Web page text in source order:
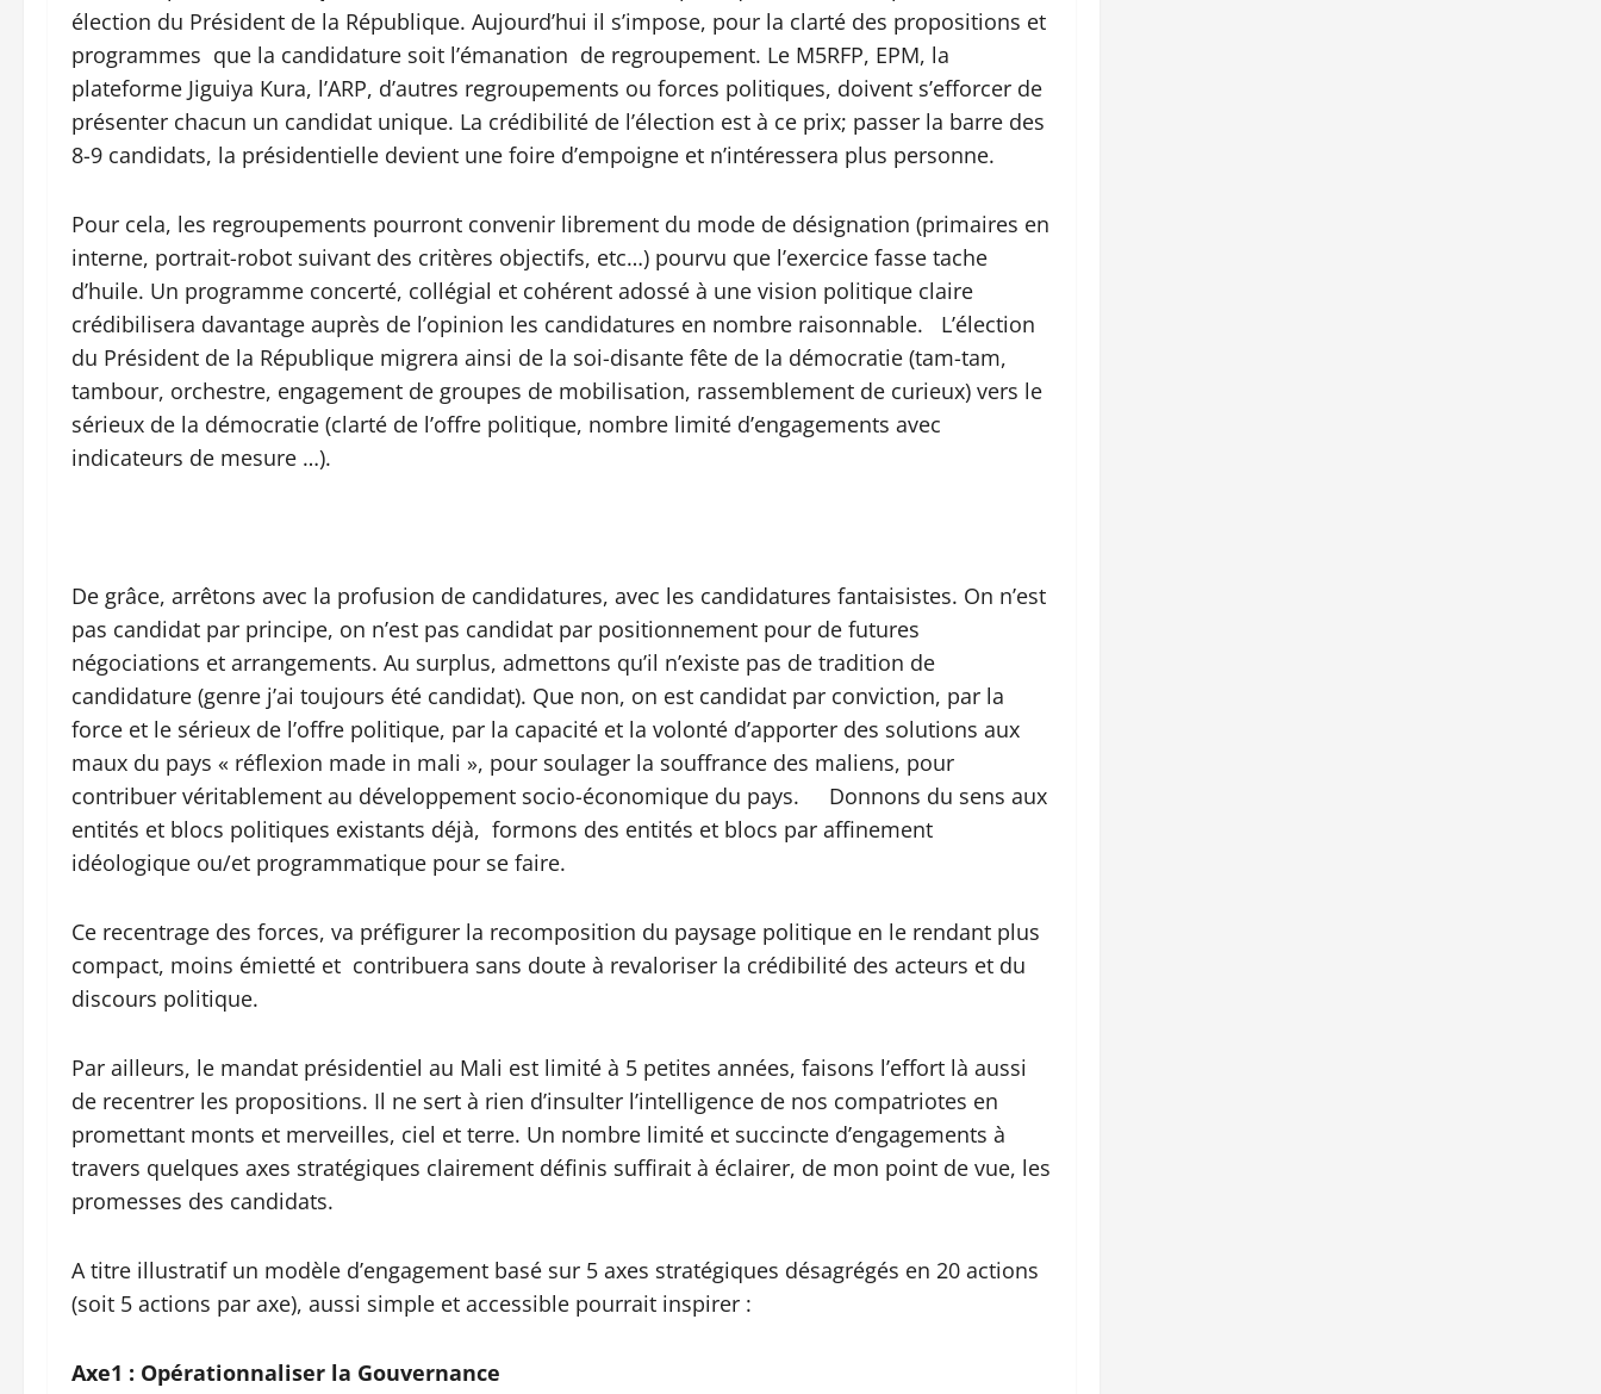
élection du Président de la République. Aujourd’hui il s’impose, pour la clarté des propositions et
programmes que la candidature soit l’émanation de regroupement. Le M5RFP, EPM, la
plateforme Jiguiya Kura, l’ARP, d’autres regroupements ou forces politiques, doivent s’efforcer de
présenter chacun un candidat unique. La crédibilité de l’élection est à ce prix; passer la barre des
8-9 candidats, la présidentielle devient une foire d’empoigne et n’intéressera plus personne.
Pour cela, les regroupements pourront convenir librement du mode de désignation (primaires en
interne, portrait-robot suivant des critères objectifs, etc…) pourvu que l’exercice fasse tache
d’huile. Un programme concerté, collégial et cohérent adossé à une vision politique claire
crédibilisera davantage auprès de l’opinion les candidatures en nombre raisonnable. L’élection
du Président de la République migrera ainsi de la soi-disante fête de la démocratie (tam-tam,
tambour, orchestre, engagement de groupes de mobilisation, rassemblement de curieux) vers le
sérieux de la démocratie (clarté de l’offre politique, nombre limité d’engagements avec
indicateurs de mesure …).
De grâce, arrêtons avec la profusion de candidatures, avec les candidatures fantaisistes. On n’est
pas candidat par principe, on n’est pas candidat par positionnement pour de futures
négociations et arrangements. Au surplus, admettons qu’il n’existe pas de tradition de
candidature (genre j’ai toujours été candidat). Que non, on est candidat par conviction, par la
force et le sérieux de l’offre politique, par la capacité et la volonté d’apporter des solutions aux
maux du pays « réflexion made in mali », pour soulager la souffrance des maliens, pour
contribuer véritablement au développement socio-économique du pays. Donnons du sens aux
entités et blocs politiques existants déjà, formons des entités et blocs par affinement
idéologique ou/et programmatique pour se faire.
Ce recentrage des forces, va préfigurer la recomposition du paysage politique en le rendant plus
compact, moins émietté et contribuera sans doute à revaloriser la crédibilité des acteurs et du
discours politique.
Par ailleurs, le mandat présidentiel au Mali est limité à 5 petites années, faisons l’effort là aussi
de recentrer les propositions. Il ne sert à rien d’insulter l’intelligence de nos compatriotes en
promettant monts et merveilles, ciel et terre. Un nombre limité et succincte d’engagements à
travers quelques axes stratégiques clairement définis suffirait à éclairer, de mon point de vue, les
promesses des candidats.
A titre illustratif un modèle d’engagement basé sur 5 axes stratégiques désagrégés en 20 actions
(soit 5 actions par axe), aussi simple et accessible pourrait inspirer :
Axe1 : Opérationnaliser la Gouvernance